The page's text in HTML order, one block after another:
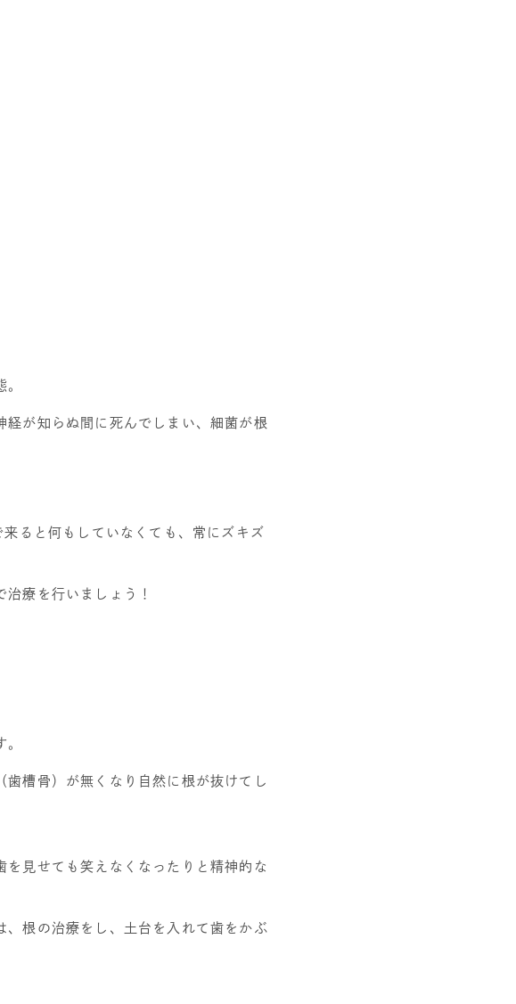
が知らぬ間に死んでしまい、細菌が根
ると何もしていなくても、常にズキズ
療を行いましょう！
槽骨）が無くなり自然に根が抜けてし
見せても笑えなくなったりと精神的な
根の治療をし、土台を入れて歯をかぶ